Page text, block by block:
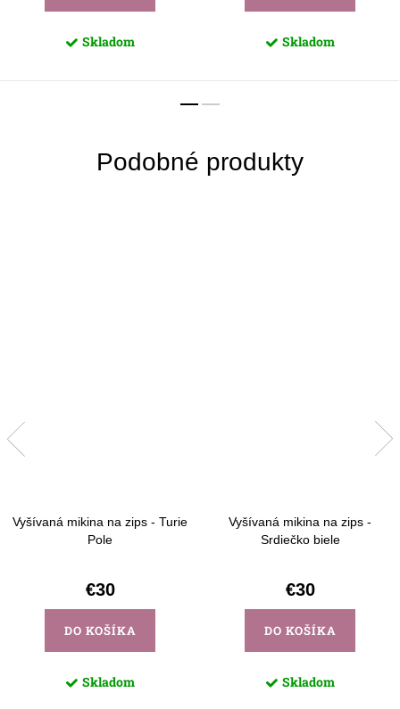
Skladom Skladom
Vyšívaná mikina na zips - Turie
Pole
€30
DO KOŠÍKA
Skladom
Vyšívaná mikina na zips -
Srdiečko biele
€30
DO KOŠÍKA
Skladom